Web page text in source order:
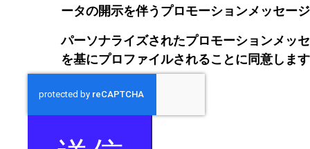
ータの開示を伴うプロモーションメッセー
パーソナライズされたプロモーションメッ
を基にプロファイルされることに同意しま